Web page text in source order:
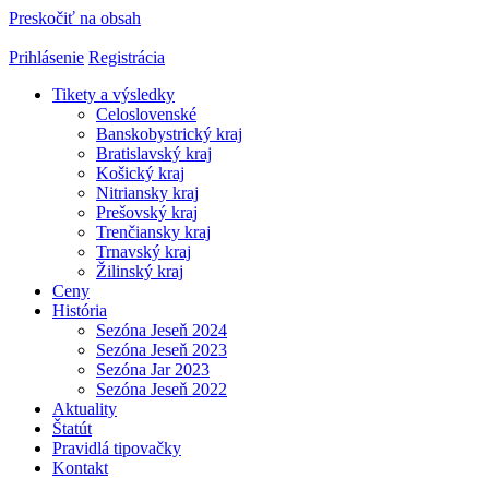
Preskočiť na obsah
Prihlásenie Registrácia
Tikety a výsledky
Celoslovenské
Banskobystrický kraj
Bratislavský kraj
Košický kraj
Nitriansky kraj
Prešovský kraj
Trenčiansky kraj
Trnavský kraj
Žilinský kraj
Ceny
História
Sezóna Jeseň 2024
Sezóna Jeseň 2023
Sezóna Jar 2023
Sezóna Jeseň 2022
Aktuality
Štatút
Pravidlá tipovačky
Kontakt